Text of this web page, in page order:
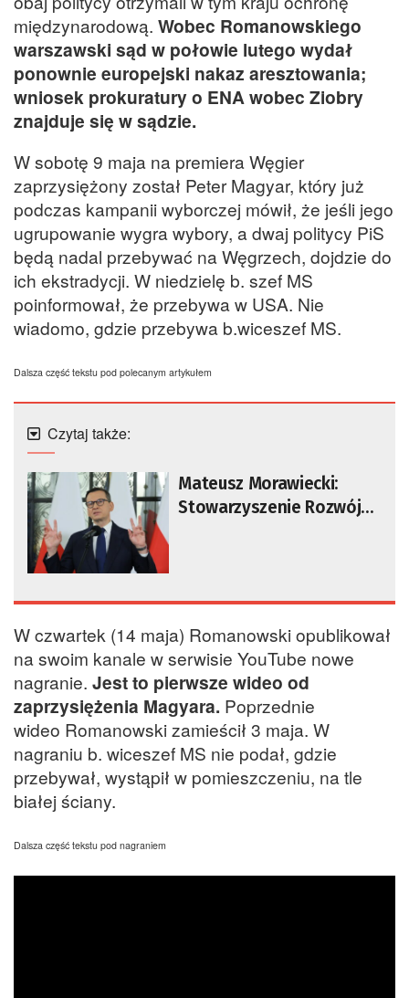
międzynarodową. Wobec Romanowskiego
warszawski sąd w połowie lutego wydał
ponownie europejski nakaz aresztowania;
wniosek prokuratury o ENA wobec Ziobry
znajduje się w sądzie.
W sobotę 9 maja na premiera Węgier
zaprzysiężony został Peter Magyar, który już
podczas kampanii wyborczej mówił, że jeśli jego
ugrupowanie wygra wybory, a dwaj politycy PiS
będą nadal przebywać na Węgrzech, dojdzie do
ich ekstradycji. W niedzielę b. szef MS
poinformował, że przebywa w USA. Nie
wiadomo, gdzie przebywa b.wiceszef MS.
Dalsza część tekstu pod polecanym artykułem
Czytaj także:
Mateusz Morawiecki:
Stowarzyszenie Rozwój
W czwartek (14 maja) Romanowski opublikował
na swoim kanale w serwisie YouTube nowe
nagranie. Jest to pierwsze wideo od
zaprzysiężenia Magyara. Poprzednie
wideo Romanowski zamieścił 3 maja. W
nagraniu b. wiceszef MS nie podał, gdzie
przebywał, wystąpił w pomieszczeniu, na tle
białej ściany.
Dalsza część tekstu pod nagraniem